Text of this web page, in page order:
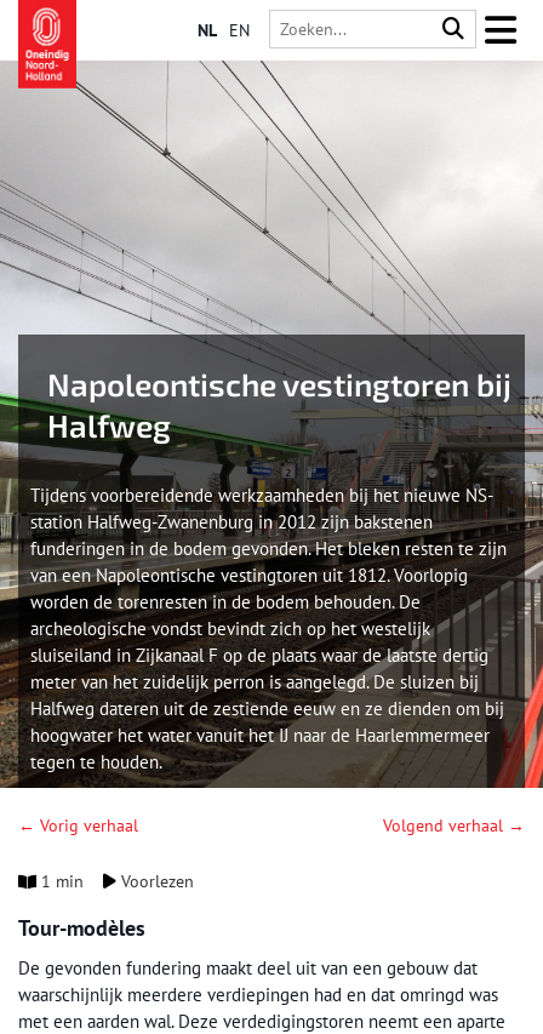
NL EN
Napoleontische vestingtoren bij
Halfweg
Tijdens voorbereidende werkzaamheden bij het nieuwe NS-
station Halfweg-Zwanenburg in 2012 zijn bakstenen
funderingen in de bodem gevonden. Het bleken resten te zijn
van een Napoleontische vestingtoren uit 1812. Voorlopig
worden de torenresten in de bodem behouden. De
archeologische vondst bevindt zich op het westelijk
sluiseiland in Zijkanaal F op de plaats waar de laatste dertig
meter van het zuidelijk perron is aangelegd. De sluizen bij
Halfweg dateren uit de zestiende eeuw en ze dienden om bij
hoogwater het water vanuit het IJ naar de Haarlemmermeer
tegen te houden.
← Vorig verhaal Volgend verhaal →
1 min Voorlezen
Tour-modèles
De gevonden fundering maakt deel uit van een gebouw dat
waarschijnlijk meerdere verdiepingen had en dat omringd was
met een aarden wal. Deze verdedigingstoren neemt een aparte